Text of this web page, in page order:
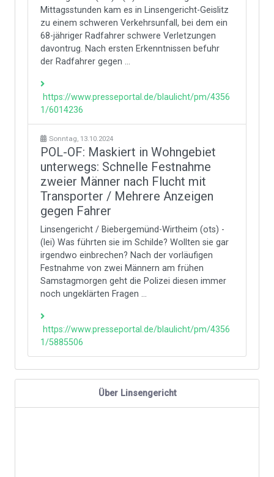
Mittagsstunden kam es in Linsengericht-Geislitz
zu einem schweren Verkehrsunfall, bei dem ein
68-jähriger Radfahrer schwere Verletzungen
davontrug. Nach ersten Erkenntnissen befuhr
der Radfahrer gegen ...
https://www.presseportal.de/blaulicht/pm/4356
1/6014236
Sonntag, 13.10.2024
POL-OF: Maskiert in Wohngebiet
unterwegs: Schnelle Festnahme
zweier Männer nach Flucht mit
Transporter / Mehrere Anzeigen
gegen Fahrer
Linsengericht / Biebergemünd-Wirtheim (ots) -
(lei) Was führten sie im Schilde? Wollten sie gar
irgendwo einbrechen? Nach der vorläufigen
Festnahme von zwei Männern am frühen
Samstagmorgen geht die Polizei diesen immer
noch ungeklärten Fragen ...
https://www.presseportal.de/blaulicht/pm/4356
1/5885506
Über Linsengericht